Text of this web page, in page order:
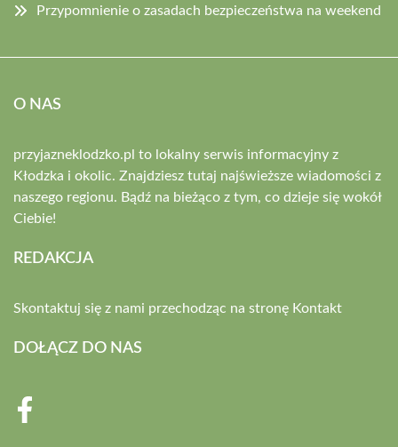
Przypomnienie o zasadach bezpieczeństwa na weekend
O NAS
przyjazneklodzko.pl to lokalny serwis informacyjny z
Kłodzka i okolic. Znajdziesz tutaj najświeższe wiadomości z
naszego regionu. Bądź na bieżąco z tym, co dzieje się wokół
Ciebie!
REDAKCJA
Skontaktuj się z nami przechodząc na stronę Kontakt
DOŁĄCZ DO NAS